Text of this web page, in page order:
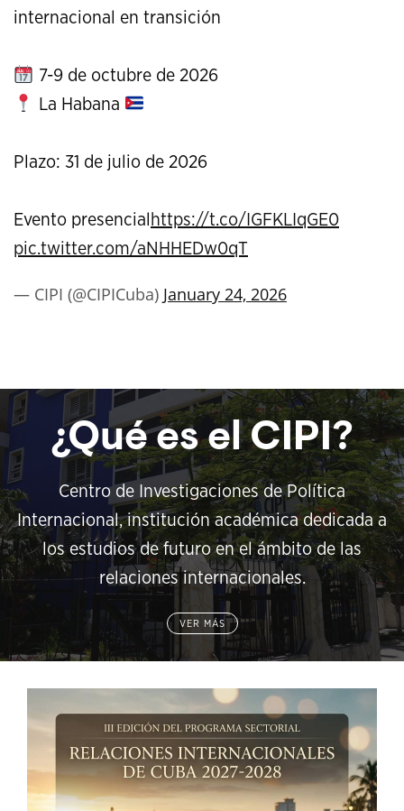
internacional en transición
7-9 de octubre de 2026
La Habana
Plazo: 31 de julio de 2026
Evento presencial https://t.co/IGFKLIqGE0
pic.twitter.com/aNHHEDw0qT
— CIPI (@CIPICuba) January 24, 2026
¿Qué es el CIPI?
Centro de Investigaciones de Política
Internacional, institución académica dedicada a
los estudios de futuro en el ámbito de las
relaciones internacionales.
VER MÁS